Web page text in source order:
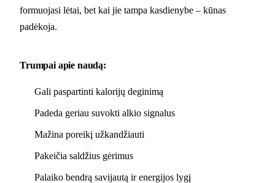
formuojasi lėtai, bet kai jie tampa kasdienybe – kūnas
padėkoja.
Trumpai apie naudą:
Gali paspartinti kalorijų deginimą
Padeda geriau suvokti alkio signalus
Mažina poreikį užkandžiauti
Pakeičia saldžius gėrimus
Palaiko bendrą savijautą ir energijos lygį